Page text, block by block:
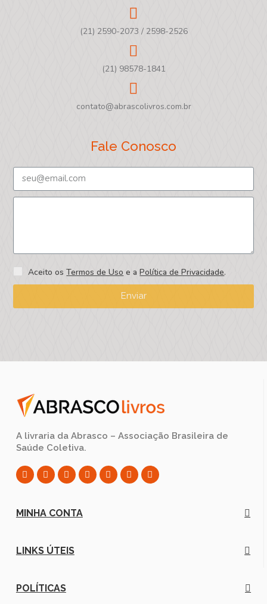
(21) 2590-2073 / 2598-2526
(21) 98578-1841
contato@abrascolivros.com.br
Fale Conosco
Aceito osTermos de Uso e aPolítica de Privacidade.
Enviar
A livraria da Abrasco – Associação Brasileira de
Saúde Coletiva.
MINHA CONTA
LINKS ÚTEIS
POLÍTICAS